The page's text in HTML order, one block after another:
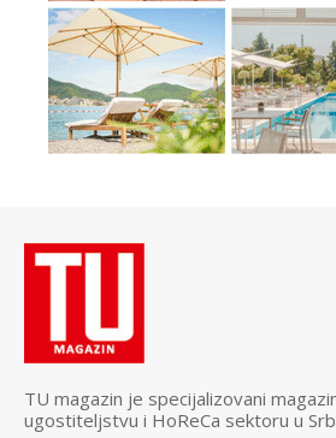
TU magazin je specijalizovani
ugostiteljstvu i HoReCa sektoru u